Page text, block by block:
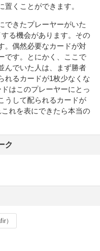
くことができます。
きたプレーヤーがいた
る機会があります。その
。偶然必要なカードが対
です。とにかく、ここで
んでいた人は、まず勝者
れるカードが1枚少なくな
はこのプレーヤーにとっ
うして配られるカードが
れを表にできたら本当の
ク
）